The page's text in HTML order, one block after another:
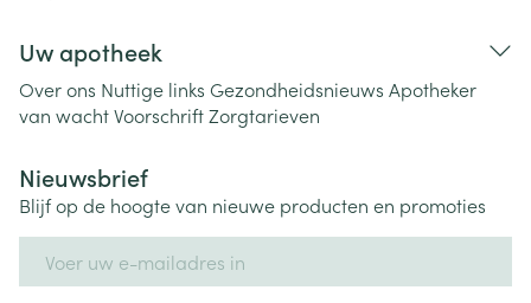
Uw apotheek
Over ons Nuttige links Gezondheidsnieuws Apotheker
van wachtVoorschriftZorgtarieven
Nieuwsbrief
Blijf op de hoogte van nieuwe producten en promoties